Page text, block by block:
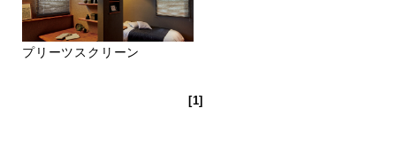
プリーツスクリーン
[1]